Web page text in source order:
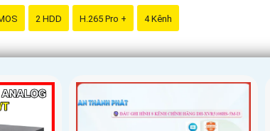
2 HDD H.265 Pro + 4 Kênh